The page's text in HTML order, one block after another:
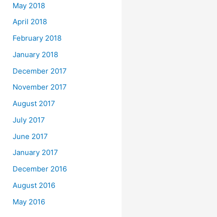
May 2018
April 2018
February 2018
January 2018
December 2017
November 2017
August 2017
July 2017
June 2017
January 2017
December 2016
August 2016
May 2016